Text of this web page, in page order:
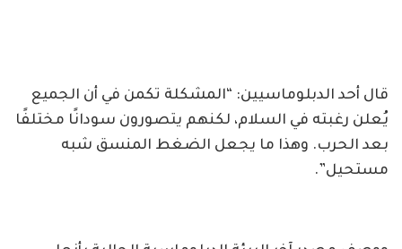
قال أحد الدبلوماسيين: “المشكلة تكمن في أن الجميع
يُعلن رغبته في السلام، لكنهم يتصورون سودانًا مختلفًا
بعد الحرب. وهذا ما يجعل الضغط المنسق شبه
مستحيل”.